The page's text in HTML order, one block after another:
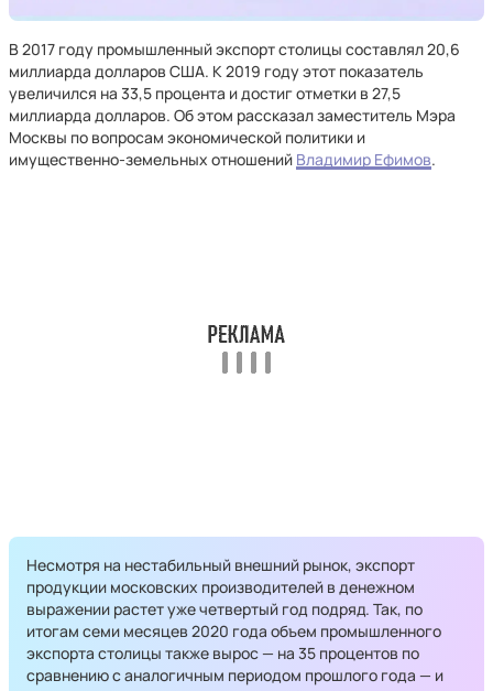
В 2017 году промышленный экспорт столицы составлял 20,6
миллиарда долларов США. К 2019 году этот показатель
увеличился на 33,5 процента и достиг отметки в 27,5
миллиарда долларов. Об этом рассказал заместитель Мэра
Москвы по вопросам экономической политики и
имущественно-земельных отношений Владимир Ефимов.
Несмотря на нестабильный внешний рынок, экспорт
продукции московских производителей в денежном
выражении растет уже четвертый год подряд. Так, по
итогам семи месяцев 2020 года объем промышленного
экспорта столицы также вырос — на 35 процентов по
сравнению с аналогичным периодом прошлого года — и